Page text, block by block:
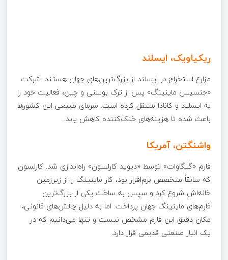
ریکیاویک، ایسلند
مزارع استخراج در ایسلند از بزرگ‌ترین‌های جهان هستند. شرکت
«جنسیس ماینینگ» پس از ترک بوسنی و چین، فعالیت خود را
به ایسلند و کانادا منتقل کرده است. سرمای طبیعی این کشورها
باعث شده تا هزینه‌های خنک‌کننده کاهش یابد.
واشنگتن، آمریکا
فارم «گیگاوات» توسط «دیوید کارلسون» راه‌اندازی شد. کارلسون
که سابقاً متخصص نرم‌افزار بود، کار ماینینگ را از زیرزمین
خانه‌اش شروع کرد و سپس به ساخت یکی از بزرگ‌ترین
فارم‌های ماینینگ جهان پرداخت. اما به دلیل چالش‌های قانونی،
مکان دقیق این فارم مشخص نیست و تنها می‌دانیم که در
یک انبار صنعتی قدیمی قرار دارد.